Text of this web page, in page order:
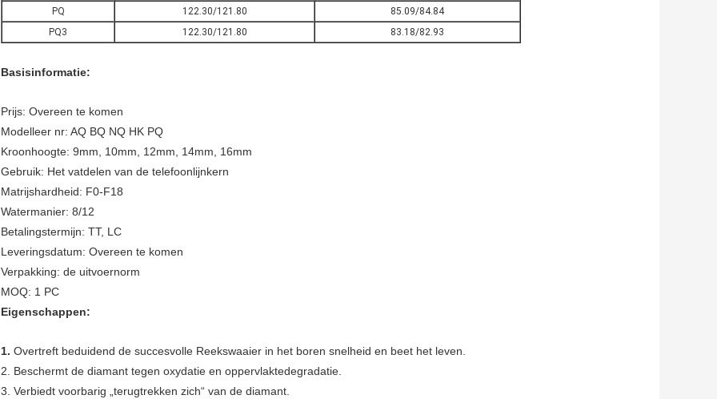
PQ
122.30/121.80
85.09/84.84
PQ3
122.30/121.80 83.18/82.93
Basisinformatie:
Prijs: Overeen te komen
Modelleer nr: AQ BQ NQ HK PQ
Kroonhoogte: 9mm, 10mm, 12mm, 14mm, 16mm
Gebruik: Het vatdelen van de telefoonlijnkern
Matrijshardheid: F0-F18
Watermanier: 8/12
Betalingstermijn: TT, LC
Leveringsdatum: Overeen te komen
Verpakking: de uitvoernorm
MOQ: 1 PC
Eigenschappen:
1. Overtreft beduidend de succesvolle Reekswaaier in het boren snelheid en beet het leven.
2. Beschermt de diamant tegen oxydatie en oppervlaktedegradatie.
3. Verbiedt voorbarig „terugtrekken zich“ van de diamant.